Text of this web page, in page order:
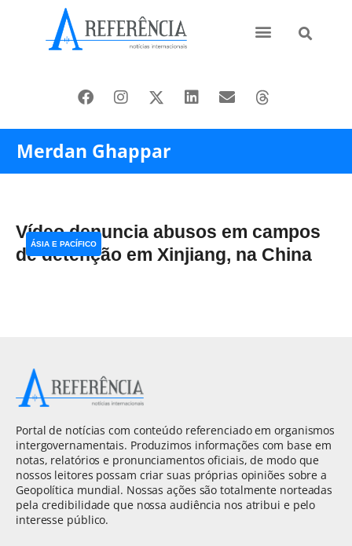
Merdan Ghappar
Vídeo denuncia abusos em campos
de detenção em Xinjiang, na China
ÁSIA E PACÍFICO
Portal de notícias com conteúdo referenciado em organismos
intergovernamentais. Produzimos informações com base em
notas, relatórios e pronunciamentos oficiais, de modo que
nossos leitores possam criar suas próprias opiniões sobre a
Geopolítica mundial. Nossas ações são totalmente norteadas
pela credibilidade que nossa audiência nos atribui e pelo
interesse público.